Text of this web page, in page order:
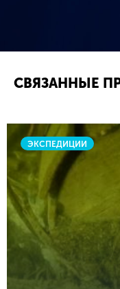
СВЯЗАННЫЕ
ЭКСПЕДИЦИИ